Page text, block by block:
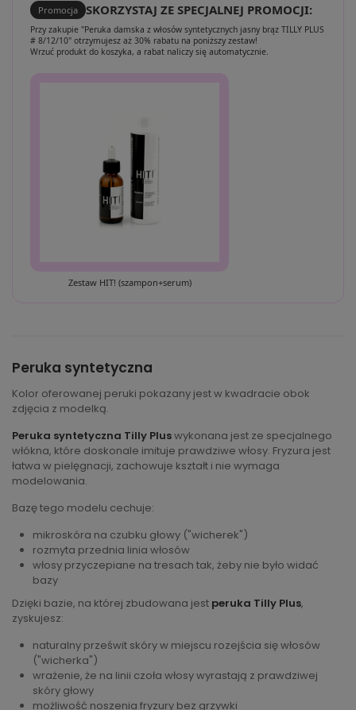
Promocja SKORZYSTAJ ZE SPECJALNEJ PROMOCJI:
Przy zakupie "Peruka damska z włosów syntetycznych jasny brąz TILLY PLUS
# 8/12/10" otrzymujesz aż 30% rabatu na poniższy zestaw!
Wrzuć produkt do koszyka, a rabat naliczy się automatycznie.
Zestaw HIT! (szampon+serum)
Peruka syntetyczna
Kolor oferowanej peruki pokazany jest w kwadracie obok
zdjęcia z modelką.
Peruka syntetyczna Tilly Pluswykonana jest ze specjalnego
włókna, które doskonale imituje prawdziwe włosy. Fryzura jest
łatwa w pielęgnacji, zachowuje kształt i nie wymaga
modelowania.
Bazę tego modelu cechuje:
mikroskóra na czubku głowy ("wicherek")
rozmyta przednia linia włosów
włosy przyczepiane na tresach tak, żeby nie było widać
bazy
Dzięki bazie, na której zbudowana jest peruka Tilly Plus,
zyskujesz:
naturalny prześwit skóry w miejscu rozejścia się włosów
("wicherka")
wrażenie, że na linii czoła włosy wyrastają z prawdziwej
skóry głowy
możliwość noszenia fryzury bez grzywki